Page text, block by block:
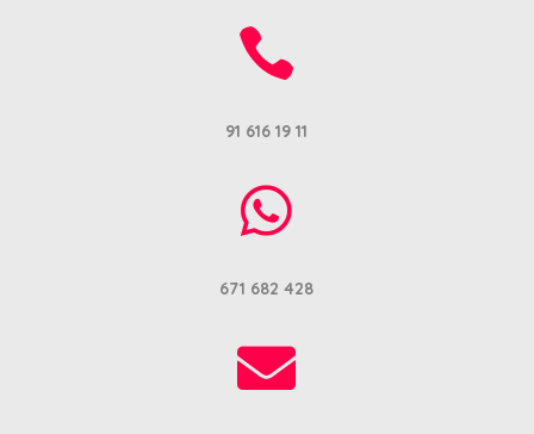

91 616 19 11

671 682 428
